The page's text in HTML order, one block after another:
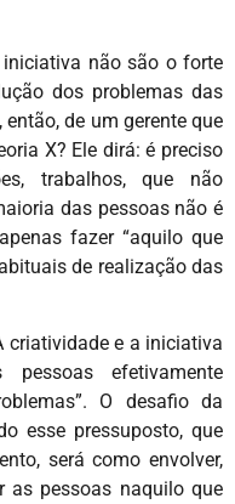
iniciativa não são o forte
dos problemas das
de um gerente que
X? Ele dirá: é preciso
trabalhos, que não
das pessoas não é
fazer “aquilo que
de realização das
criatividade e a iniciativa
efetivamente
O desafio da
esse pressuposto, que
será como envolver,
as pessoas naquilo que